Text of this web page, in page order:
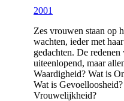
2001
Zes vrouwen staan op
wachten, ieder met
gedachten. De
uiteenlopend, maar
Waardigheid? Wat is
Wat is
Vrouwelijkheid?